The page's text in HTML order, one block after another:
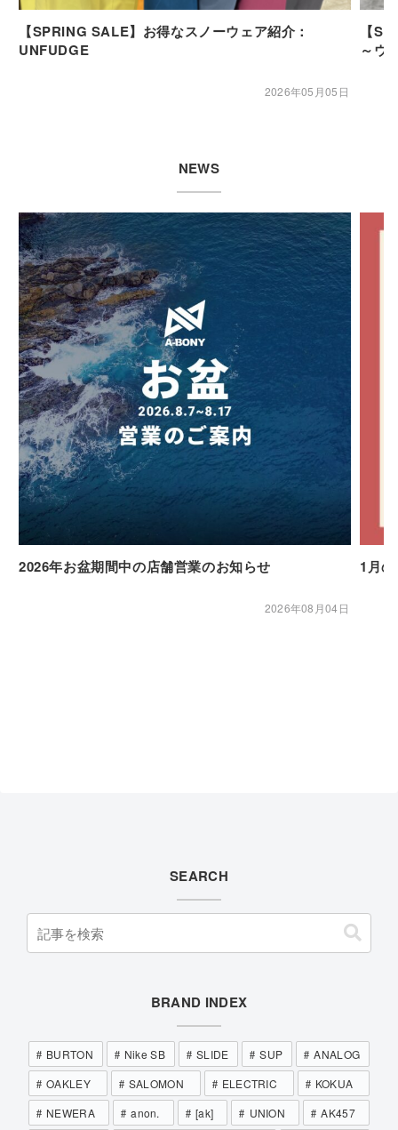
【SPRING SALE】お得なスノーウェア紹介：
UNFUDGE
2026年05月05日
【
～ウ
NEWS
2026年お盆期間中の店舗営業のお知らせ
2026年08月04日
1月
SEARCH
BRAND INDEX
BURTON Nike SB SLIDE SUP
ANALOG
OAKLEY
SALOMON ELECTRIC
KOKUA
NEWERA
anon. [ak] UNION
AK457